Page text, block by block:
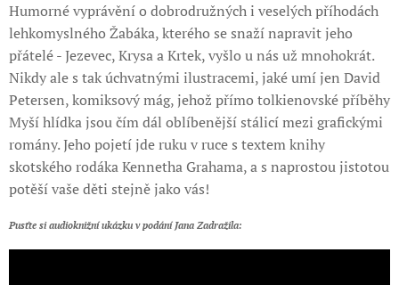
Humorné vyprávění o dobrodružných i veselých příhodách
lehkomyslného Žabáka, kterého se snaží napravit jeho
přátelé - Jezevec, Krysa a Krtek, vyšlo u nás už mnohokrát.
Nikdy ale s tak úchvatnými ilustracemi, jaké umí jen David
Petersen, komiksový mág, jehož přímo tolkienovské příběhy
Myší hlídka jsou čím dál oblíbenější stálicí mezi grafickými
romány. Jeho pojetí jde ruku v ruce s textem knihy
skotského rodáka Kennetha Grahama, a s naprostou jistotou
potěší vaše děti stejně jako vás!
Pusťte si audioknižní ukázku v podání Jana Zadražila: